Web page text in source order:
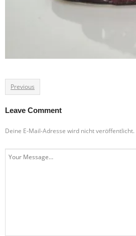
Previous
Leave Comment
Deine E-Mail-Adresse wird nicht veröffentlicht.